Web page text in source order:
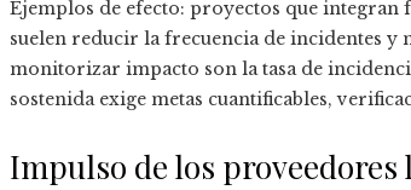
Ejemplos de efecto: proyectos que
suelen reducir la frecuencia de incidentes y
monitorizar impacto son la tasa de
sostenida exige metas cuantificables,
Impulso de los proveedores